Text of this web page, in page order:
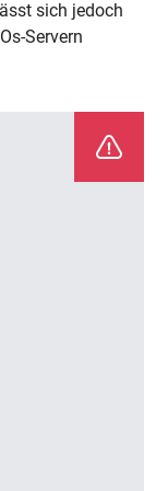
sich jedoch
Servern